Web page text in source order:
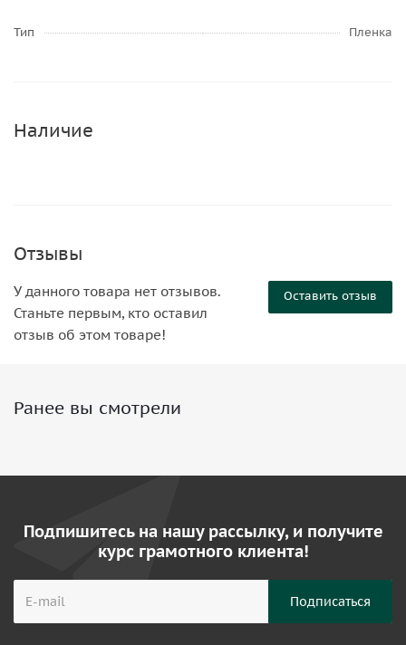
Тип Пленка
Наличие
Отзывы
Оставить отзыв
У данного товара нет отзывов.
Станьте первым, кто оставил
отзыв об этом товаре!
Ранее вы смотрели
Подпишитесь на нашу рассылку, и получите
курс грамотного клиента!